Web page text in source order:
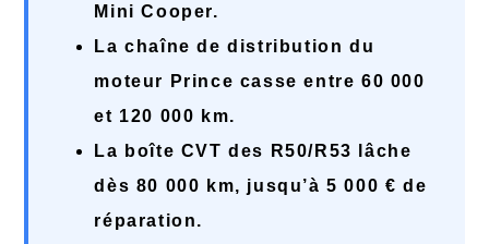
Mini Cooper.
La chaîne de distribution du
moteur Prince casse entre 60 000
et 120 000 km.
La boîte CVT des R50/R53 lâche
dès 80 000 km, jusqu’à 5 000 € de
réparation.